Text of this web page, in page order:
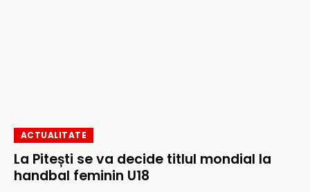
ACTUALITATE
La Pitești se va decide titlul mondial la
handbal feminin U18